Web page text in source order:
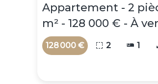
Appartement - 2
m² - 128 000 € - À
128 000 € 2 1